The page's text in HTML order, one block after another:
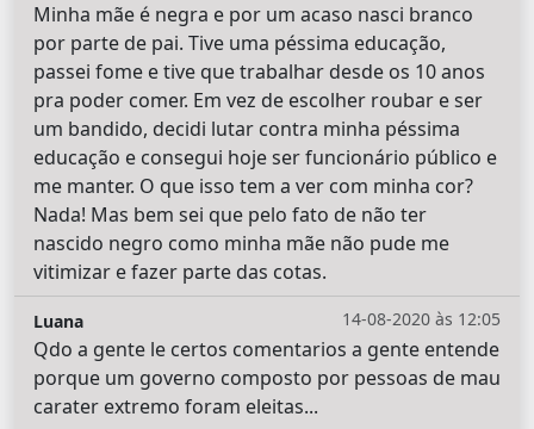
Minha mãe é negra e por um acaso nasci branco
por parte de pai. Tive uma péssima educação,
passei fome e tive que trabalhar desde os 10 anos
pra poder comer. Em vez de escolher roubar e ser
um bandido, decidi lutar contra minha péssima
educação e consegui hoje ser funcionário público e
me manter. O que isso tem a ver com minha cor?
Nada! Mas bem sei que pelo fato de não ter
nascido negro como minha mãe não pude me
vitimizar e fazer parte das cotas.
14-08-2020 às 12:05
Luana
Qdo a gente le certos comentarios a gente entende
porque um governo composto por pessoas de mau
carater extremo foram eleitas...